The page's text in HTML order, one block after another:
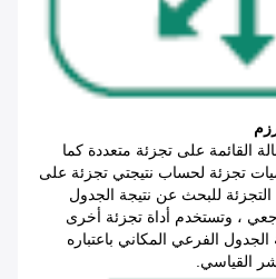
القائمة على تجزئة متعددة كما
تجزئة لحساب نتيجتي تجزئة على
التجزئة للبحث عن نتيجة الجدول
، وتستخدم أداة تجزئة أخرى
الفرعي المكاني باعتباره
القياسي.